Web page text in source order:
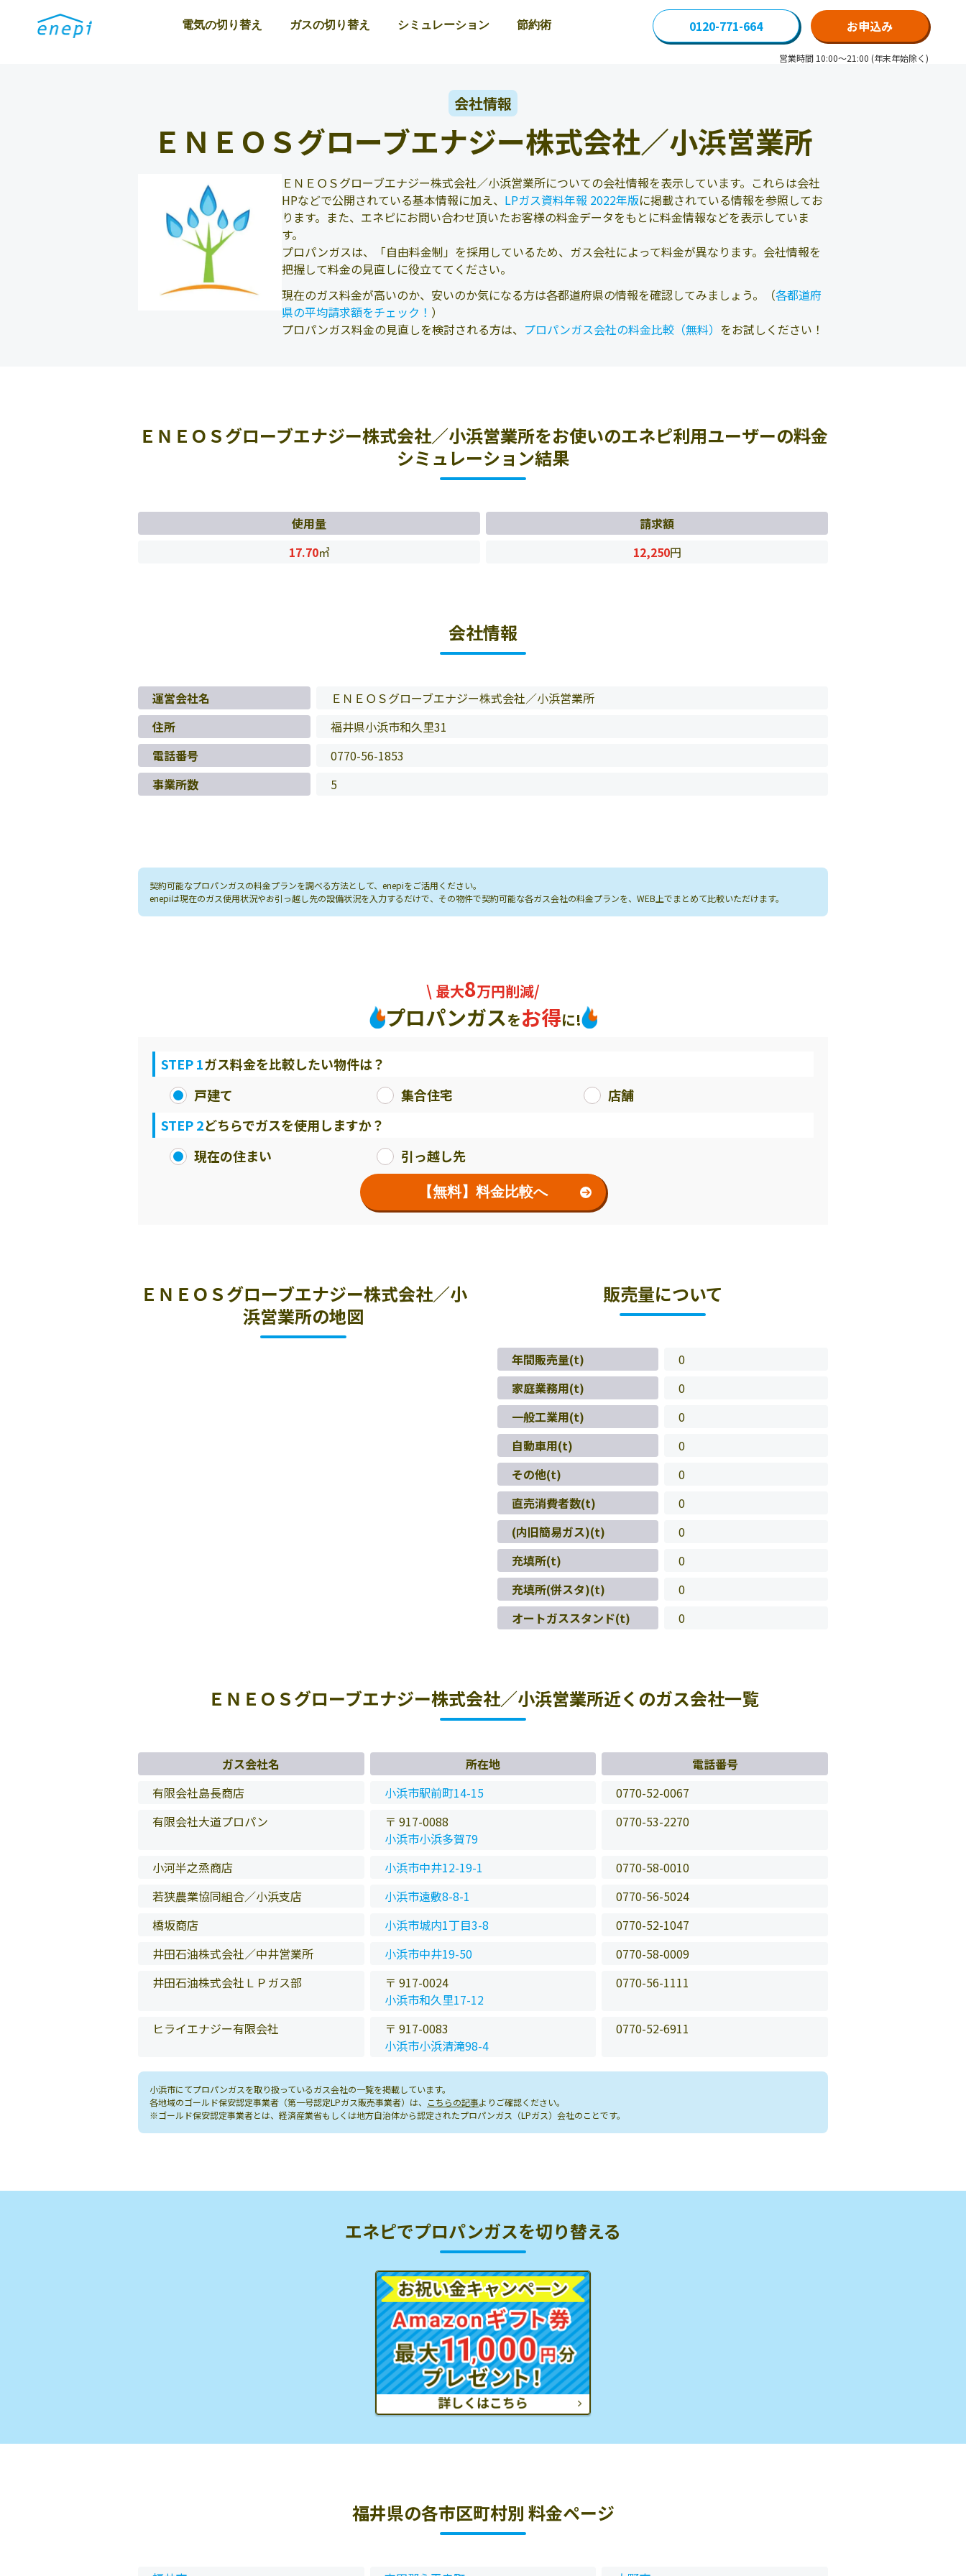
電気の切り替え ガスの切り替え シミュレーション 節約術 0120-771-664 お申込み
営業時間 10:00～21:00 (年末年始除く)
会社情報
ＥＮＥＯＳグローブエナジー株式会社／小浜営業所
ＥＮＥＯＳグローブエナジー株式会社／小浜営業所についての会社情報を表示しています。これらは会社
HPなどで公開されている基本情報に加え、 LPガス資料年報 2022年版に掲載されている情報を参照してお
ります。また、エネピにお問い合わせ頂いたお客様の料金データをもとに料金情報などを表示していま
す。
プロパンガスは、「自由料金制」を採用しているため、ガス会社によって料金が異なります。会社情報を
把握して料金の見直しに役立ててください。
現在のガス料金が高いのか、安いのか気になる方は各都道府県の情報を確認してみましょう。（各都道府
県の平均請求額をチェック！ ）
プロパンガス料金の見直しを検討される方は、 プロパンガス会社の料金比較（無料） をお試しください！
ＥＮＥＯＳグローブエナジー株式会社／小浜営業所をお使いのエネピ利用ユーザーの料金
シミュレーション結果
使用量
請求額
17.70㎥ 12,250円
会社情報
運営会社名
ＥＮＥＯＳグローブエナジー株式会社／小浜営業所
住所
福井県小浜市和久里31
電話番号
0770-56-1853
事業所数
5
契約可能なプロパンガスの料金プランを調べる方法として、enepiをご活用ください。
enepiは現在のガス使用状況やお引っ越し先の設備状況を入力するだけで、その物件で契約可能な各ガス会社の料金プランを、WEB上でまとめて比較いただけます。
\ 最大8万円削減/
プロパンガスをお得に!
STEP 1ガス料金を比較したい物件は？
戸建て
集合住宅
店舗
STEP 2どちらでガスを使用しますか？
現在の住まい
引っ越し先
【無料】料金比較へ
ＥＮＥＯＳグローブエナジー株式会社／小
浜営業所の地図
販売量について
年間販売量(t)
0
家庭業務用(t)
0
一般工業用(t)
0
自動車用(t)
0
その他(t)
0
直売消費者数(t)
0
(内旧簡易ガス)(t)
0
充填所(t)
0
充填所(併スタ)(t)
0
オートガススタンド(t)
0
ＥＮＥＯＳグローブエナジー株式会社／小浜営業所近くのガス会社一覧
ガス会社名 所在地
電話番号
有限会社島長商店
小浜市駅前町14-15
0770-52-0067
有限会社大道プロパン
〒 917-0088
小浜市小浜多賀79
0770-53-2270
小河半之烝商店 小浜市中井12-19-1
0770-58-0010
若狭農業協同組合／小浜支店
小浜市遠敷8-8-1
0770-56-5024
橋坂商店
小浜市城内1丁目3-8
0770-52-1047
井田石油株式会社／中井営業所
小浜市中井19-50
0770-58-0009
井田石油株式会社ＬＰガス部
〒 917-0024
小浜市和久里17-12
0770-56-1111
ヒライエナジー有限会社
〒 917-0083
小浜市小浜清滝98-4
0770-52-6911
小浜市にてプロパンガスを取り扱っているガス会社の一覧を掲載しています。
各地域のゴールド保安認定事業者（第一号認定LPガス販売事業者）は、
こちらの記事よりご確認ください。
※ゴールド保安認定事業者とは、経済産業省もしくは地方自治体から認定されたプロパンガス（LPガス）会社のことです。
エネピでプロパンガスを切り替える
福井県の各市区町村別 料金ページ